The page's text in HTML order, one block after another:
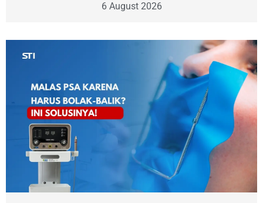
6 August 2026